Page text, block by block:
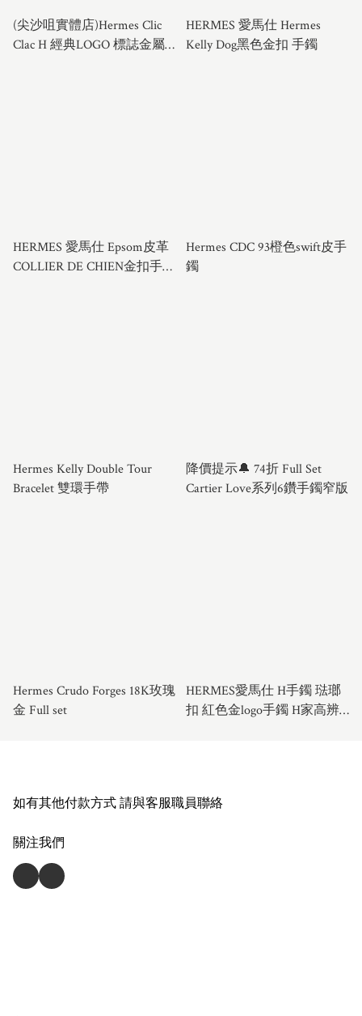
(尖沙咀實體店)Hermes Clic
Clac H 經典LOGO 標誌金屬
HERMES 愛馬仕 Hermes
Kelly Dog黑色金扣 手鐲
HERMES 愛馬仕 Epsom皮革
COLLIER DE CHIEN金扣手鐲
Hermes CDC 93橙色swift皮手
鐲
Hermes Kelly Double Tour
Bracelet 雙環手帶
降價提示🔔 74折 Full Set
Cartier Love系列6鑽手鐲窄版
Hermes Crudo Forges 18K玫瑰
金 Full set
HERMES愛馬仕 H手鐲 琺瑯
扣 紅色金logo手鐲 H家高辨
如有其他付款方式 請與客服職員聯絡
關注我們